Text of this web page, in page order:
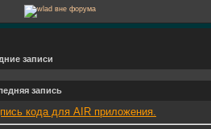
записи
запись
кода для AIR приложения.